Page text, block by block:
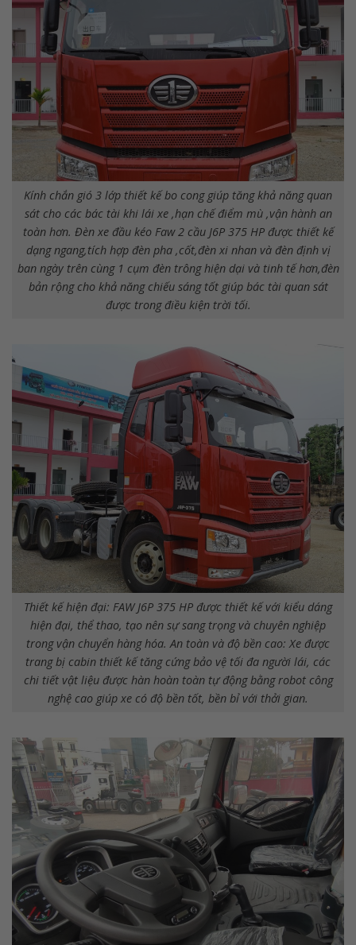
Kính chắn gió 3 lớp thiết kế bo cong giúp tăng khả năng quan
sát cho các bác tài khi lái xe ,hạn chế điểm mù ,vận hành an
toàn hơn. Đèn xe đầu kéo Faw 2 cầu J6P 375 HP được thiết kế
dạng ngang,tích hợp đèn pha ,cốt,đèn xi nhan và đèn định vị
ban ngày trên cùng 1 cụm đèn trông hiện dại và tinh tế hơn,đèn
bản rộng cho khả năng chiếu sáng tốt giúp bác tài quan sát
được trong điều kiện trời tối.
Thiết kế hiện đại: FAW J6P 375 HP được thiết kế với kiểu dáng
hiện đại, thể thao, tạo nên sự sang trọng và chuyên nghiệp
trong vận chuyển hàng hóa. An toàn và độ bền cao: Xe được
trang bị cabin thiết kế tăng cứng bảo vệ tối đa người lái, các
chi tiết vật liệu được hàn hoàn toàn tự động bằng robot công
nghệ cao giúp xe có độ bền tốt, bền bỉ với thởi gian.